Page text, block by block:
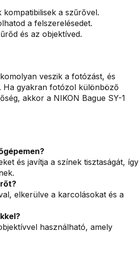
a szűrővel.
a felszerelésedet.
és az objektíved.
veszik a fotózást, és
Ha gyakran fotózol különböző
akkor a NIKON Bague SY-1
és javítja a színek tisztaságát, így
elkerülve a karcolásokat és a
használható, amely